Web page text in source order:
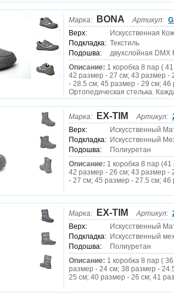
Марка: BONA Артикул:
Верх:
Искусственная
Подкладка: Текстиль
Подошва:
двухслойная DMX
Описание: 1 коробка 8 пар (
42 размер - 27 см; 43 размер -
- 28.5 см; 45 размер - 29 см; 46
Ортопедическая стелька.
Марка: EX-TIM Артикул:
Верх:
Искусственный
Подкладка: Искусственный
Подошва:
Полиуретан
Описание: 1 коробка 8 пар
42 размер - 26 см; 43 размер -
- 27 см; 45 размер - 27.5 см; 46
Марка: EX-TIM Артикул:
Верх:
Искусственный
Подкладка: Искусственный
Подошва:
Полиуретан
Описание: 1 коробка 8 пар (
размер - 24 см; 38 размер -
25 см; 40 размер - 26 см; 41